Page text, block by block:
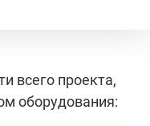
всего проекта,
оборудования: